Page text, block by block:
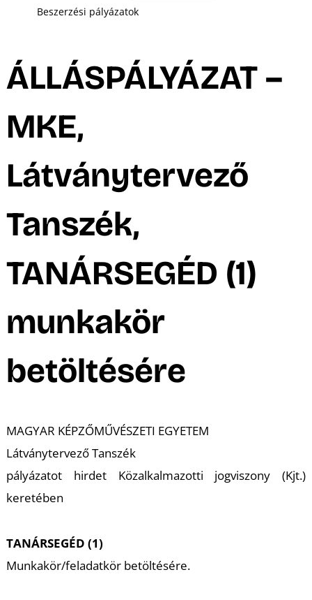
Beszerzési pályázatok
ÁLLÁSPÁLYÁZAT –
MKE,
Látványtervező
Tanszék,
TANÁRSEGÉD (1)
munkakör
betöltésére
MAGYAR KÉPZŐMŰVÉSZETI EGYETEM
Látványtervező Tanszék
pályázatot hirdet Közalkalmazotti jogviszony (Kjt.)
keretében
TANÁRSEGÉD (1)
Munkakör/feladatkör betöltésére.